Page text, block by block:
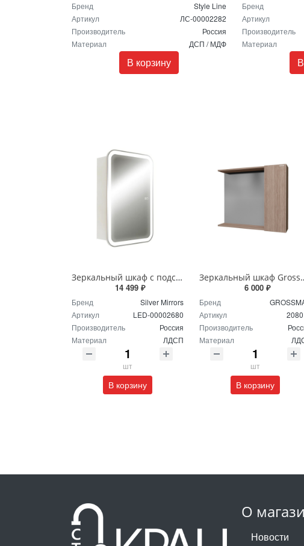
Бренд
Style Line
Артикул
ЛС-00002282
Производитель
Россия
Материал
ДСП / МДФ
В корзину
Бренд
Артикул
Производитель
Материал
Зеркальный шкаф с подсветкой Silver Mirrors Фиджи - 2 Flip 50 х 75 см LED-00002680 подогрев, сенсорный выключатель
14 499 ₽
Бренд
Silver Mirrors
Артикул
LED-00002680
Производитель
Россия
Материал
ЛДСП
шт
В корзину
Зеркальный шкаф
6 000 ₽
Бренд
Артикул
Производитель
Материал
шт
В корзину
О
Новости